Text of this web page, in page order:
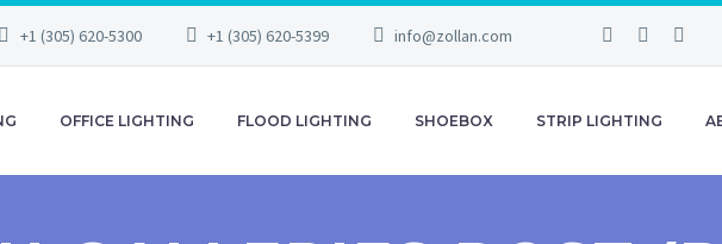
+1 (305) 620-5300 +1 (305) 620-5399 info@zollan.com
OFFICE LIGHTING FLOOD LIGHTING SHOEBOX STRIP LIGHTING